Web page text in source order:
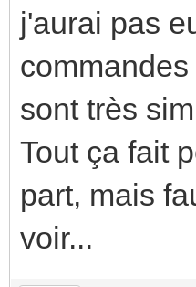
j'aurai pas
sont très
Tout ça fait
part, mais
voir...